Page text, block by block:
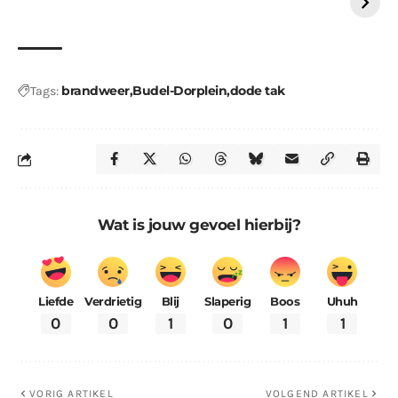
Tags: brandweerBudel-Dorpleindode tak
Wat is jouw gevoel hierbij?
Liefde
0
Verdrietig
0
Blij
1
Slaperig
0
Boos
1
Uhuh
1
VORIG ARTIKEL VOLGEND ARTIKEL